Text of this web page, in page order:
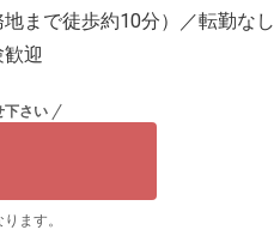
地まで徒歩約10分）／転勤なし
歓迎
下さい
ます。